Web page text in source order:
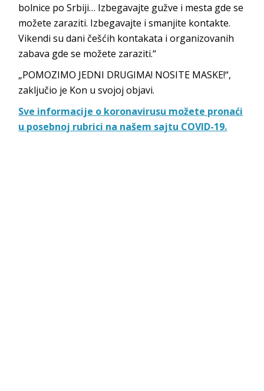
bolnice po Srbiji… Izbegavajte gužve i mesta gde se
možete zaraziti. Izbegavajte i smanjite kontakte.
Vikendi su dani češćih kontakata i organizovanih
zabava gde se možete zaraziti.“
„POMOZIMO JEDNI DRUGIMA! NOSITE MASKE!“,
zaključio je Kon u svojoj objavi.
Sve informacije o koronavirusu možete pronaći
u posebnoj rubrici na našem sajtu COVID-19.